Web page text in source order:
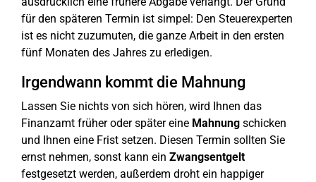
für den späteren Termin ist simpel: Den Steuerexperten
ist es nicht zuzumuten, die ganze Arbeit in den ersten
fünf Monaten des Jahres zu erledigen.
Irgendwann kommt die Mahnung
Lassen Sie nichts von sich hören, wird Ihnen das
Finanzamt früher oder später eine Mahnung schicken
und Ihnen eine Frist setzen. Diesen Termin sollten Sie
ernst nehmen, sonst kann ein Zwangsentgelt
festgesetzt werden, außerdem droht ein happiger